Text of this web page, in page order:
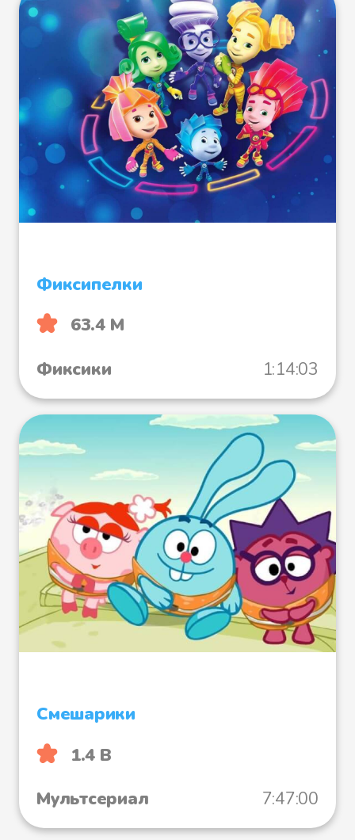
Хоккей
Фиксипелки
63.4 М
Фиксики
1:14:03
Смешарики
1.4 B
Мультсериал
7:47:00